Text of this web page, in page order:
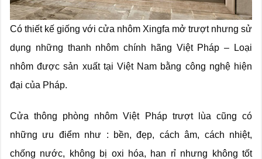
Có thiết kế giống với cửa nhôm Xingfa mở trượt nhưng sử
dụng những thanh nhôm chính hãng Việt Pháp – Loại
nhôm được sản xuất tại Việt Nam bằng công nghệ hiện
đại của Pháp.
Cửa thông phòng nhôm Việt Pháp trượt lùa cũng có
những ưu điểm như : bền, đẹp, cách âm, cách nhiệt,
chống nước, không bị oxi hóa, han rỉ nhưng không tốt